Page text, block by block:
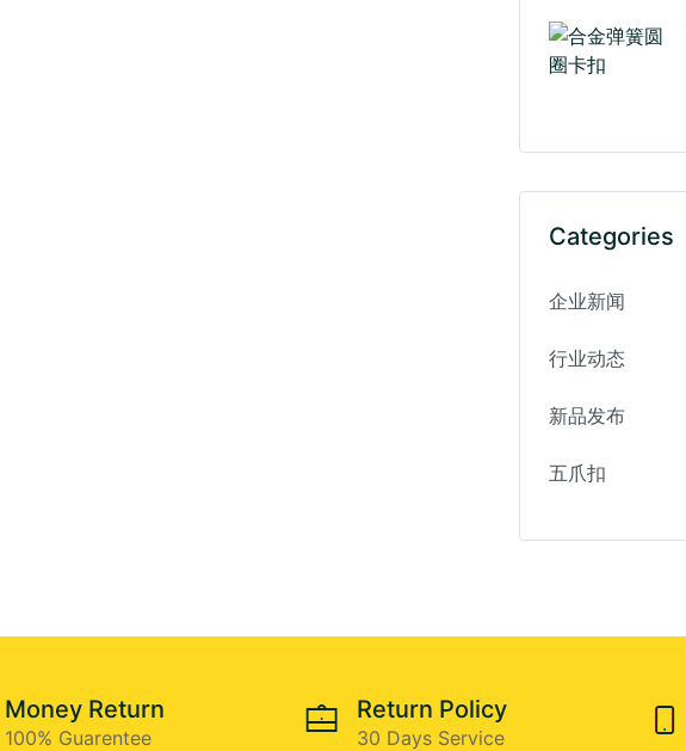
Categories
企业新闻
行业动态
新品发布
五爪扣
Money Return
100% Guarentee
Return Policy
30 Days Service